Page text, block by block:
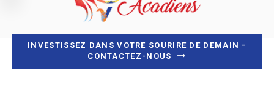
INVESTISSEZ DANS VOTRE SOURIRE DE DEMAIN -
CONTACTEZ-NOUS